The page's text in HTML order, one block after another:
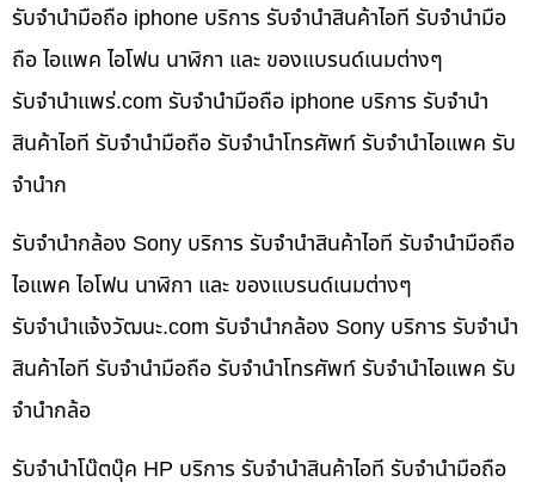
รับจำนำมือถือ iphone บริการ รับจำนำสินค้าไอที รับจำนำมือ
ถือ ไอแพค ไอโฟน นาฬิกา และ ของแบรนด์เนมต่างๆ
รับจํานําแพร่.com รับจำนำมือถือ iphone บริการ รับจำนำ
สินค้าไอที รับจำนำมือถือ รับจำนำโทรศัพท์ รับจำนำไอแพค รับ
จำนำก
รับจำนำกล้อง Sony บริการ รับจำนำสินค้าไอที รับจำนำมือถือ
ไอแพค ไอโฟน นาฬิกา และ ของแบรนด์เนมต่างๆ
รับจํานําแจ้งวัฒนะ.com รับจำนำกล้อง Sony บริการ รับจำนำ
สินค้าไอที รับจำนำมือถือ รับจำนำโทรศัพท์ รับจำนำไอแพค รับ
จำนำกล้อ
รับจำนำโน๊ตบุ๊ค HP บริการ รับจำนำสินค้าไอที รับจำนำมือถือ